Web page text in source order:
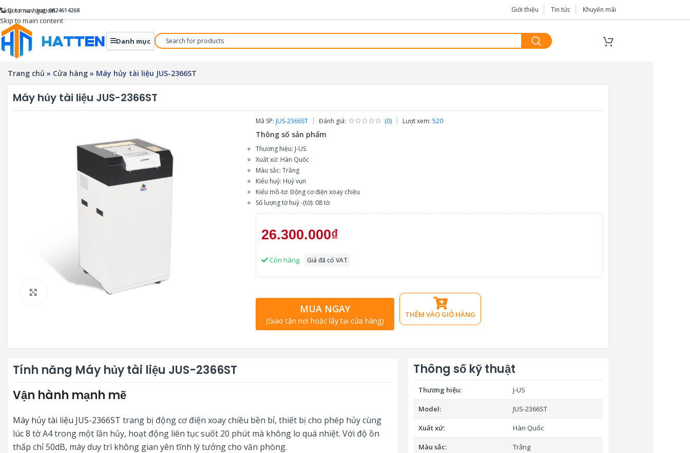
Skip to navigation
Skip to main content
Gọi mua hàng:0824614268 Giới thiệu Tin tức Khuyến mãi
Danh mục
Trang chủ » Cửa hàng » Máy hủy tài liệu JUS-2366ST
Máy hủy tài liệu JUS-2366ST
Mã SP: JUS-2366ST Đánh giá: (0) Lượt xem: 520
Thông số sản phẩm
Thương hiệu: J-US
Xuất xứ: Hàn Quốc
Màu sắc: Trắng
Kiểu huỷ: Huỷ vụn
Kiểu mô-tơ: Động cơ điện xoay chiều
Số lượng tờ huỷ -(tờ): 08 tờ
26.300.000₫
Còn hàng Giá đã có VAT
MUA NGAY
(Giao tận nơi hoặc lấy tại cửa hàng)
THÊM VÀO GIỎ HÀNG
Tính năng Máy hủy tài liệu JUS-2366ST
Vận hành mạnh mẽ
Máy hủy tài liệu JUS-2366ST trang bị động cơ điện xoay chiều bền bỉ, thiết bị cho phép hủy cùng
lúc 8 tờ A4 trong một lần hủy, hoạt động liên tục suốt 20 phút mà không lo quá nhiệt. Với độ ồn
thấp chỉ 50dB, máy duy trì không gian yên tĩnh lý tưởng cho văn phòng.
Thông số kỹ thuật
Thương hiệu: J-US
Model: JUS-2366ST
Xuất xứ: Hàn Quốc
Màu sắc: Trắng